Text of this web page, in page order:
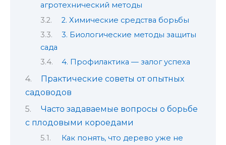
агротехнический методы
2. Химические средства борьбы
3. Биологические методы защиты
сада
4. Профилактика — залог успеха
Практические советы от опытных
садоводов
Часто задаваемые вопросы о борьбе
с плодовыми короедами
Как понять, что дерево уже не